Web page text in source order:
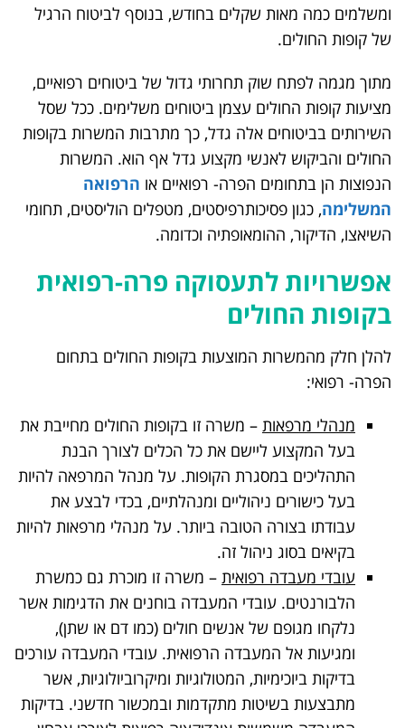
ומשלמים כמה מאות שקלים בחודש, בנוסף לביטוח הרגיל
של קופות החולים.
מתוך מגמה לפתח שוק תחרותי גדול של ביטוחים רפואיים,
מציעות קופות החולים עצמן ביטוחים משלימים. ככל שסל
השירותים בביטוחים אלה גדל, כך מתרבות המשרות בקופות
החולים והביקוש לאנשי מקצוע גדל אף הוא. המשרות
הנפוצות הן בתחומים הפרה- רפואיים או הרפואה
המשלימה, כגון פסיכותרפיסטים, מטפלים הוליסטים, תחומי
השיאצו, הדיקור, ההומאופתיה וכדומה.
אפשרויות לתעסוקה פרה-רפואית
בקופות החולים
להלן חלק מהמשרות המוצעות בקופות החולים בתחום
הפרה- רפואי:
מנהלי מרפאות – משרה זו בקופות החולים מחייבת את
בעל המקצוע ליישם את כל הכלים לצורך הבנת
התהליכים במסגרת הקופות. על מנהל המרפאה להיות
בעל כישורים ניהוליים ומנהלתיים, בכדי לבצע את
עבודתו בצורה הטובה ביותר. על מנהלי מרפאות להיות
בקיאים בסוג ניהול זה.
עובדי מעבדה רפואית – משרה זו מוכרת גם כמשרת
הלבורנטים. עובדי המעבדה בוחנים את הדגימות אשר
נלקחו מגופם של אנשים חולים (כמו דם או שתן),
ומגיעות אל המעבדה הרפואית. עובדי המעבדה עורכים
בדיקות ביוכימיות, המטולוגיות ומיקרוביולוגיות, אשר
מתבצעות בשיטות מתקדמות ובמכשור חדשני. בדיקות